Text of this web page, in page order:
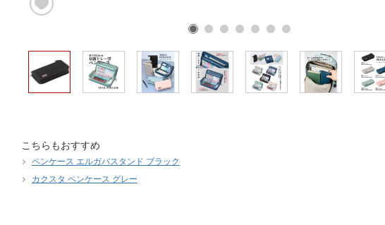
こちらもおすすめ
ペンケース エルガバスタンド ブラック
カクスタ ペンケース グレー